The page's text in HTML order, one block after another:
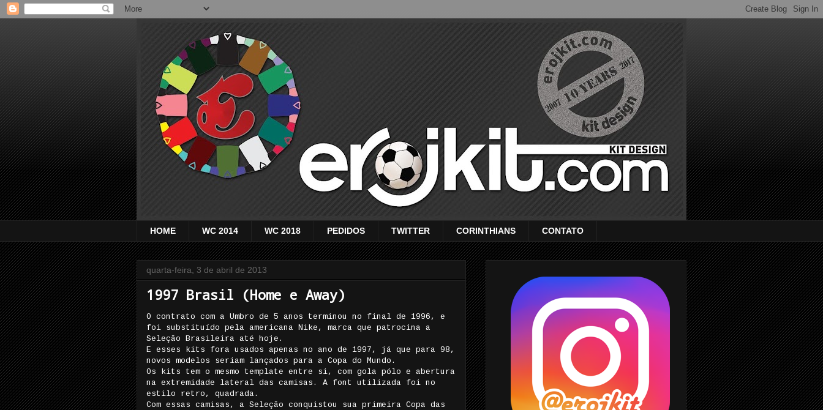
HOME WC 2014 WC 2018 PEDIDOS TWITTER CORINTHIANS CONTATO
quarta-feira, 3 de abril de 2013
1997 Brasil (Home e Away)
O contrato com a Umbro de 5 anos terminou no final de 1996, e
foi substituído pela americana Nike, marca que patrocina a
Seleção Brasileira até hoje.
E esses kits fora usados apenas no ano de 1997, já que para 98,
novos modelos seriam lançados para a Copa do Mundo.
Os kits tem o mesmo template entre si, com gola pólo e abertura
na extremidade lateral das camisas. A font utilizada foi no
estilo retro, quadrada.
Com essas camisas, a Seleção conquistou sua primeira Copa das